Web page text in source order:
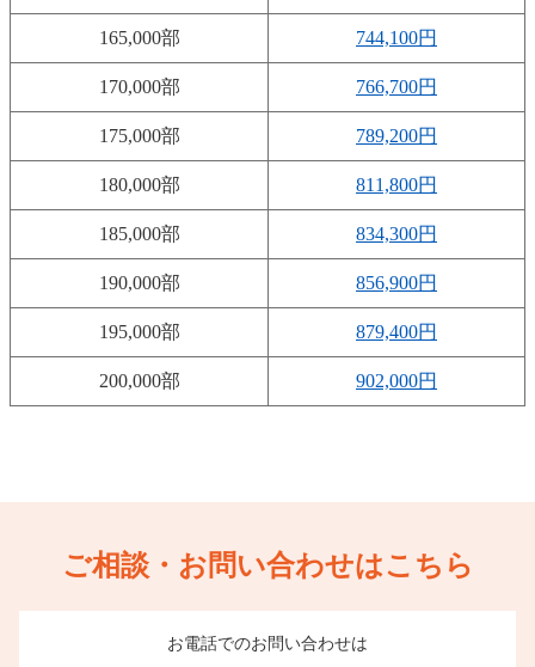
165,000部 744,100円
170,000部 766,700円
175,000部 789,200円
180,000部 811,800円
185,000部 834,300円
190,000部 856,900円
195,000部 879,400円
200,000部 902,000円
ご相談・お問い合わせはこちら
お電話でのお問い合わせは